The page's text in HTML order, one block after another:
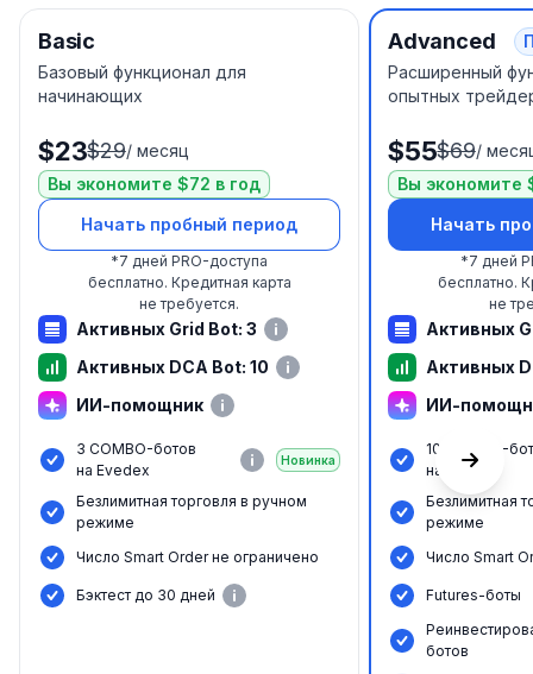
Basic
Базовый функционал для
начинающих
$23$29/ месяц
Вы экономите $72 в год
Начать пробный период
*7 дней PRO-доступа
бесплатно. Кредитная карта
не требуется.
Активных Grid Bot: 3
Активных DCA Bot: 10
ИИ-помощник
3 COMBO-ботов
на Evedex
Новинка
Безлимитная торговля в ручном
режиме
Число Smart Order не ограничено
Бэктест до 30 дней
Advanced
Расширенный
опытных
$55$69/
Вы экономите
Начать
*7 дней
бесплатно.
не
Активных
Активных
ИИ-
10 COMBO-
на Evedex
Безлимитная
режиме
Число Smart
Futures-боты
ботов